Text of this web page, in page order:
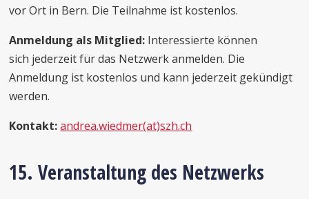
vor Ort in Bern. Die Teilnahme ist kostenlos.
Anmeldung als Mitglied: Interessierte können
sich jederzeit für das Netzwerk anmelden. Die
Anmeldung ist kostenlos und kann jederzeit gekündigt
werden.
Kontakt: andrea.wiedmer(at)szh.ch
15. Veranstaltung des Netzwerks